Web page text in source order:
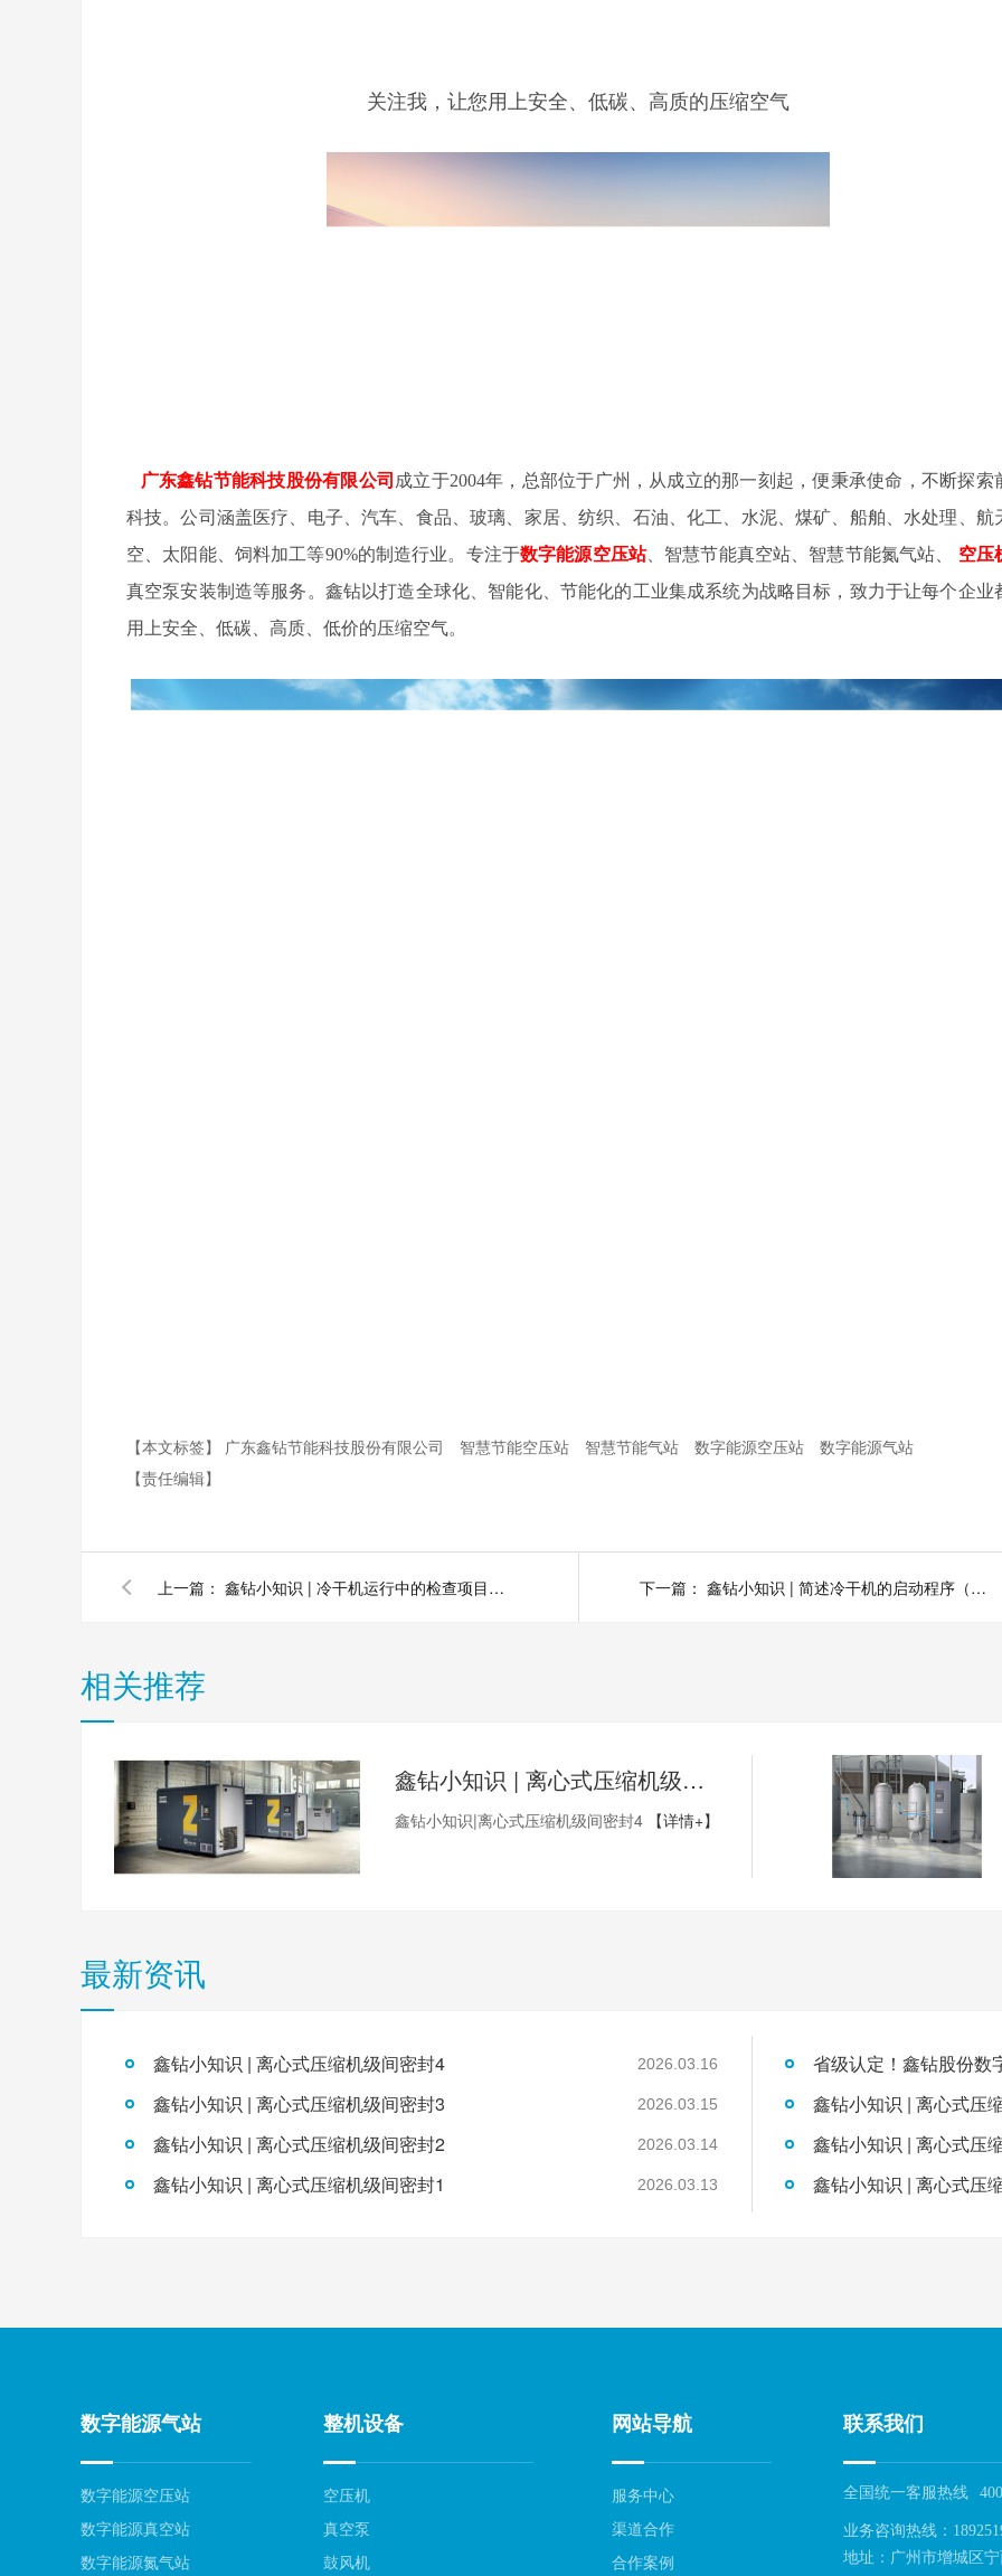
关注我，让您用上安全、低碳、高质的压缩空气
广东鑫钻节能科技股份有限公司 成立于2004年，总部位于广州，从成立的那一刻起，便秉承使命，不断探索
科技。公司涵盖医疗、电子、汽车、食品、玻璃、家居、纺织、石油、化工、水泥、煤矿、船舶、水处理、航
空、太阳能、饲料加工等90%的制造行业。专注于数字能源空压站、智慧节能真空站、智慧节能氮气站、
空压
真空泵安装制造等服务。鑫钻以打造全球化、智能化、节能化的工业集成系统为战略目标，致力于让每个企业
用上安全、低碳、高质、低价的压缩空气。
【本文标签】 广东鑫钻节能科技股份有限公司 智慧节能空压站 智慧节能气站 数字能源空压站
数字能源气站
【责任编辑】
上一篇： 鑫钻小知识 | 冷干机运行中的检查项目有哪些? 下一篇： 鑫钻小知识 | 简述冷干机的启动程序（上）
相关推荐
鑫钻小知识 | 离心式压缩机级间密封4
鑫钻小知识|离心式压缩机级间密封4 【详情+】
最新资讯
鑫钻小知识 | 离心式压缩机级间密封4 2026.03.16
鑫钻小知识 | 离心式压缩机级间密封3 2026.03.15
鑫钻小知识 | 离心式压缩机级间密封2 2026.03.14
鑫钻小知识 | 离心式压缩机级间密封1 2026.03.13
鑫钻小知识 | 离心式压
鑫钻小知识 | 离心式压
鑫钻小知识 | 离心式压
数字能源气站
数字能源空压站
数字能源真空站
数字能源氮气站
整机设备
空压机
真空泵
鼓风机
网站导航
服务中心
渠道合作
合作案例
联系我们
全国统一客服热线
业务咨询热线：
地址：广州市增城区